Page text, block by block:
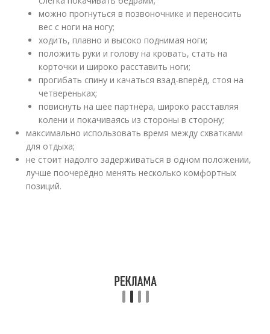
можно прогнуться в позвоночнике и переносить
вес с ноги на ногу;
ходить, плавно и высоко поднимая ноги;
положить руки и голову на кровать, стать на
корточки и широко расставить ноги;
прогибать спину и качаться взад-вперёд, стоя на
четвереньках;
повиснуть на шее партнёра, широко расставляя
колени и покачиваясь из стороны в сторону;
максимально использовать время между схватками
для отдыха;
не стоит надолго задерживаться в одном положении,
лучше поочерёдно менять несколько комфортных
позиций.